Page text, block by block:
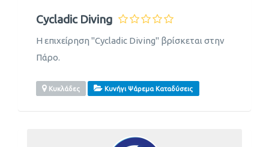
Cycladic Diving
Η επιχείρηση "Cycladic Diving" βρίσκεται στην
Πάρο.
Κυκλάδες Κυνήγι Ψάρεμα Καταδύσεις